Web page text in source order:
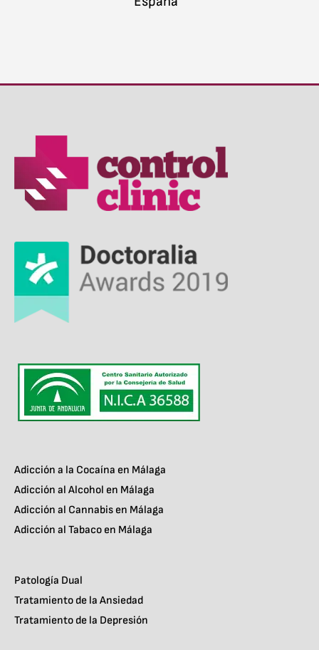
Adicción a la Cocaína en Málaga
Adicción al Alcohol en Málaga
Adicción al Cannabis en Málaga
Adicción al Tabaco en Málaga
Patología Dual
Tratamiento de la Ansiedad
Tratamiento de la Depresión